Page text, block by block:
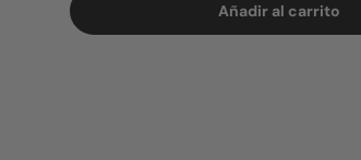
Añadir al carrito